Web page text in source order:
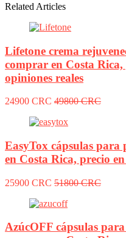
Related Articles
Lifetone crema
comprar en Costa
opiniones reales
24900 CRC 49800 CRC
EasyTox cápsulas
en Costa Rica, precio
25900 CRC 51800 CRC
AzúcOFF cápsulas